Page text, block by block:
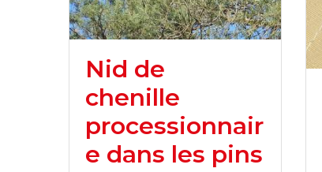
Nid de
chenille
processionnair
e dans les pins